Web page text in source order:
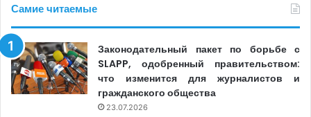
Самие читаемые
Законодательный пакет по борьбе с
SLAPP, одобренный правительством:
что изменится для журналистов и
гражданского общества
23.07.2026